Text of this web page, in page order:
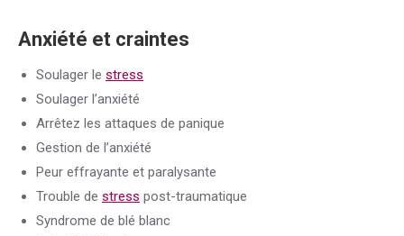
Anxiété et craintes
Soulager le stress
Soulager l’anxiété
Arrêtez les attaques de panique
Gestion de l’anxiété
Peur effrayante et paralysante
Trouble de stress post-traumatique
Syndrome de blé blanc